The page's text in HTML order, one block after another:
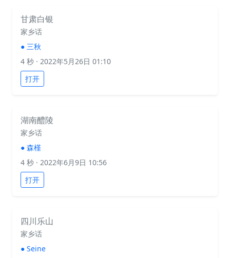
甘肃白银
家乡话
● 三秋
4 秒 · 2022年5月26日 01:10
打开
湖南醴陵
家乡话
● 森槿
4 秒 · 2022年6月9日 10:56
打开
四川乐山
家乡话
● Seine